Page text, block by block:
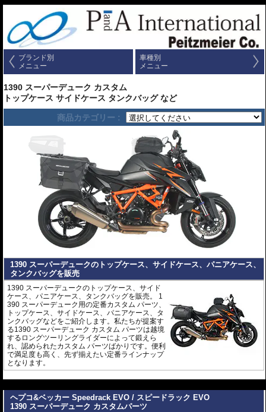
ブランド別
メニュー
車種別
メニュー
1390 スーパーデューク カスタム
トップケース サイドケース タンクバッグ など
商品カテゴリー :
1390 スーパーデュークのトップケース、サイドケース、パニアケース、
タンクバッグを販売
1390 スーパーデュークのトップケース、サイド
ケース、パニアケース、タンクバッグを販売。 1
390 スーパーデューク用の定番カスタム パーツ、
トップケース、サイドケース、パニアケース、タ
ンクバッグなどをご紹介します。私たちが提案す
る1390 スーパーデューク カスタム パーツは越境
するロングツーリングライダーによって鍛えら
れ、認められたカスタム パーツばかりです。便利
で満足度も高く、先ず揃えたい定番ラインナップ
となります。
ヘプコ&ベッカー Speedrack EVO / スピードラック EVO
1390 スーパーデューク カスタムパーツ